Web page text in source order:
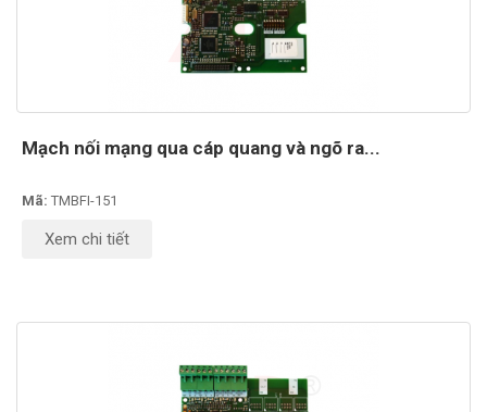
Mạch nối mạng qua cáp quang và ngõ ra...
Mã: TMBFI-151
Xem chi tiết